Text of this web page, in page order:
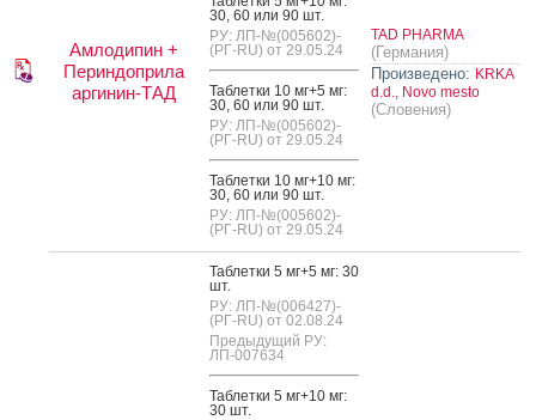
Амлодипин +
Периндоприла
аргинин-ТАД
30, 60 или 90 шт.
РУ: ЛП-№(005602)-
(РГ-RU) от 29.05.24
Таб­летки 10 мг+5 мг:
30, 60 или 90 шт.
РУ: ЛП-№(005602)-
(РГ-RU) от 29.05.24
Таб­летки 10 мг+10 мг:
30, 60 или 90 шт.
РУ: ЛП-№(005602)-
(РГ-RU) от 29.05.24
TAD PHARMA
(Германия)
Произведено: KRKA
d.d., Novo mesto
(Словения)
Таб­летки 5 мг+5 мг: 30
шт.
РУ: ЛП-№(006427)-
(РГ-RU) от 02.08.24
Предыдущий РУ:
ЛП-007634
Таб­летки 5 мг+10 мг:
30 шт.